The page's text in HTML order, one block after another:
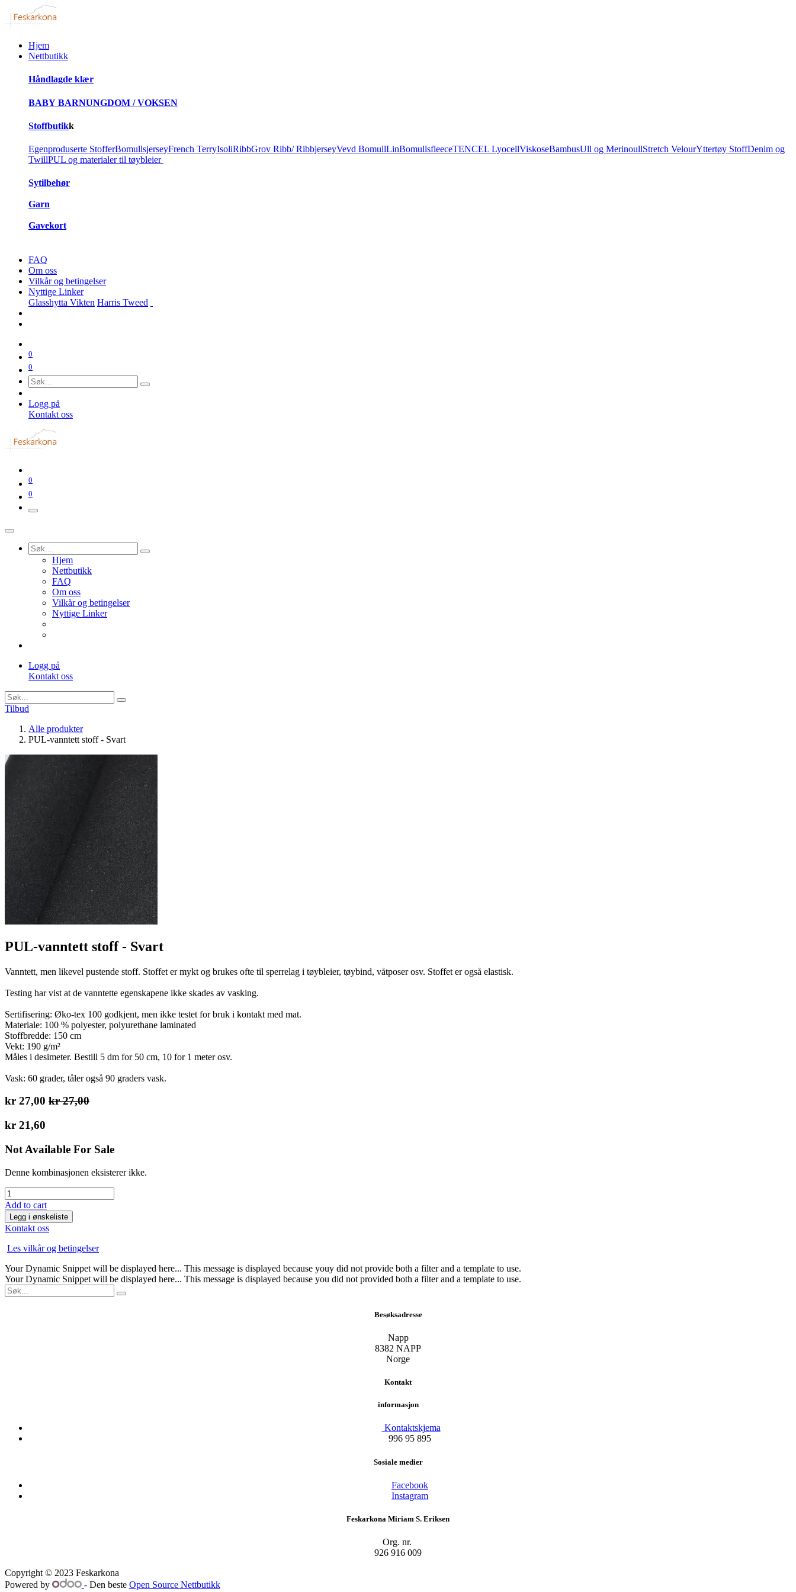
Hjem
Nettbutikk
Håndlagde klær
BABY BARNUNGDOM / VOKSEN
Stoffbutikk
Egenproduserte StofferBomullsjerseyFrench TerryIsoliRibbGrov Ribb/ RibbjerseyVevd BomullLinBomullsfleeceTENCEL LyocellViskoseBambusUll og MerinoullStretch VelourYttertøy StoffDenim og
TwillPUL og materialer til tøybleier
Sytilbehør
Garn
Gavekort
FAQ
Om oss
Vilkår og betingelser
Nyttige Linker
Glasshytta Vikten Harris Tweed
0
0
Logg på
Kontakt oss
0
0
Hjem
Nettbutikk
FAQ
Om oss
Vilkår og betingelser
Nyttige Linker
Logg på
Kontakt oss
Tilbud
Alle produkter
PUL-vanntett stoff - Svart
PUL-vanntett stoff - Svart
Vanntett, men likevel pustende stoff. Stoffet er mykt og brukes ofte til sperrelag i tøybleier, tøybind, våtposer osv. Stoffet er også elastisk.
Testing har vist at de vanntette egenskapene ikke skades av vasking.
Sertifisering: Øko-tex 100 godkjent, men ikke testet for bruk i kontakt med mat.
Materiale: 100 % polyester, polyurethane laminated
Stoffbredde: 150 cm
Vekt: 190 g/m²
Måles i desimeter. Bestill 5 dm for 50 cm, 10 for 1 meter osv.
Vask: 60 grader, tåler også 90 graders vask.
kr 27,00 kr27,00
kr 21,60
Not Available For Sale
Denne kombinasjonen eksisterer ikke.
Add to cart
Legg i ønskeliste
Kontakt oss
Les vilkår og betingelser
Your Dynamic Snippet will be displayed here... This message is displayed because youy did not provide both a filter and a template to use.
Your Dynamic Snippet will be displayed here... This message is displayed because you did not provided both a filter and a template to use.
Besøksadresse
Napp
8382 NAPP
Norge
Kontakt
informasjon
Kontaktskjema
996 95 895
Sosiale medier
Facebook
Instagram
Feskarkona Miriam S. Eriksen
Org. nr.
926 916 009
Copyright © 2023 Feskarkona
Powered by
- Den beste Open Source Nettbutikk